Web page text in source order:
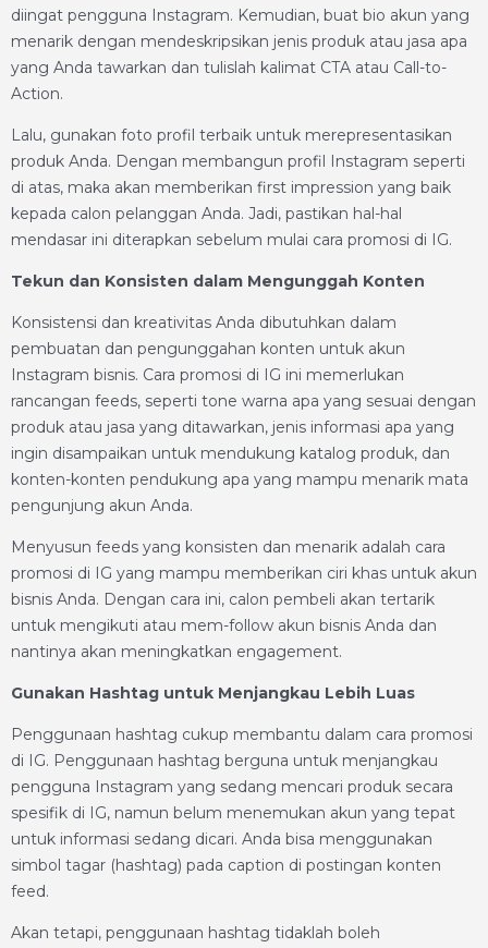
diingat pengguna Instagram. Kemudian, buat bio akun yang
menarik dengan mendeskripsikan jenis produk atau jasa apa
yang Anda tawarkan dan tulislah kalimat CTA atau Call-to-
Action.
Lalu, gunakan foto profil terbaik untuk merepresentasikan
produk Anda. Dengan membangun profil Instagram seperti
di atas, maka akan memberikan first impression yang baik
kepada calon pelanggan Anda. Jadi, pastikan hal-hal
mendasar ini diterapkan sebelum mulai cara promosi di IG.
Tekun dan Konsisten dalam Mengunggah Konten
Konsistensi dan kreativitas Anda dibutuhkan dalam
pembuatan dan pengunggahan konten untuk akun
Instagram bisnis. Cara promosi di IG ini memerlukan
rancangan feeds, seperti tone warna apa yang sesuai dengan
produk atau jasa yang ditawarkan, jenis informasi apa yang
ingin disampaikan untuk mendukung katalog produk, dan
konten-konten pendukung apa yang mampu menarik mata
pengunjung akun Anda.
Menyusun feeds yang konsisten dan menarik adalah cara
promosi di IG yang mampu memberikan ciri khas untuk akun
bisnis Anda. Dengan cara ini, calon pembeli akan tertarik
untuk mengikuti atau mem-follow akun bisnis Anda dan
nantinya akan meningkatkan engagement.
Gunakan Hashtag untuk Menjangkau Lebih Luas
Penggunaan hashtag cukup membantu dalam cara promosi
di IG. Penggunaan hashtag berguna untuk menjangkau
pengguna Instagram yang sedang mencari produk secara
spesifik di IG, namun belum menemukan akun yang tepat
untuk informasi sedang dicari. Anda bisa menggunakan
simbol tagar (hashtag) pada caption di postingan konten
feed.
Akan tetapi, penggunaan hashtag tidaklah boleh